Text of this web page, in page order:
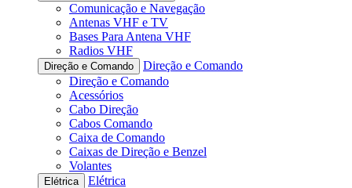
Comunicação e Navegação
Antenas VHF e TV
Bases Para Antena VHF
Radios VHF
Direção e Comando
Direção e Comando
Direção e Comando
Acessórios
Cabo Direção
Cabos Comando
Caixa de Comando
Caixas de Direção e Benzel
Volantes
Elétrica
Elétrica